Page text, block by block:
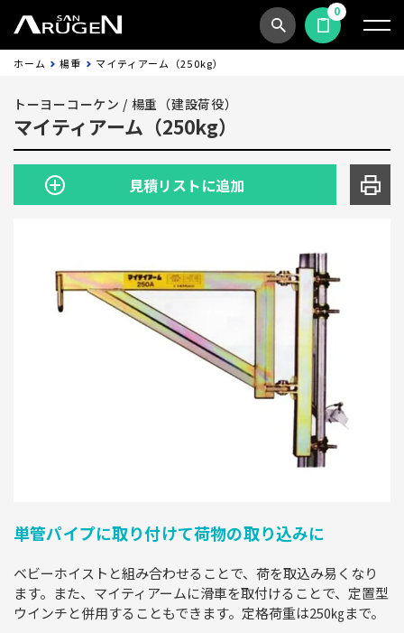
商品検索見積依頼する
0
ホーム 楊重 マイティアーム（250kg）
トーヨーコーケン / 楊重（建設荷役）
マイティアーム（250kg）
見積リストに追加
単管パイプに取り付けて荷物の取り込みに
ベビーホイストと組み合わせることで、荷を取込み易くなり
ます。また、マイティアームに滑車を取付けることで、定置型
ウインチと併用することもできます。定格荷重は250㎏まで。